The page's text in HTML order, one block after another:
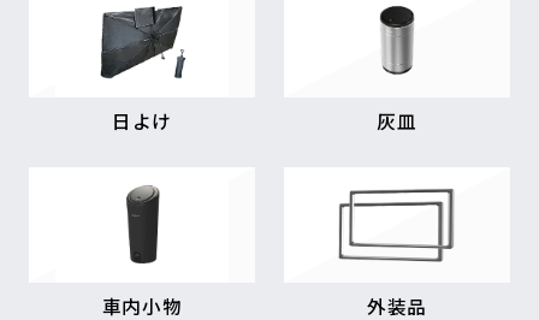
日よけ 灰皿
車内小物 外装品